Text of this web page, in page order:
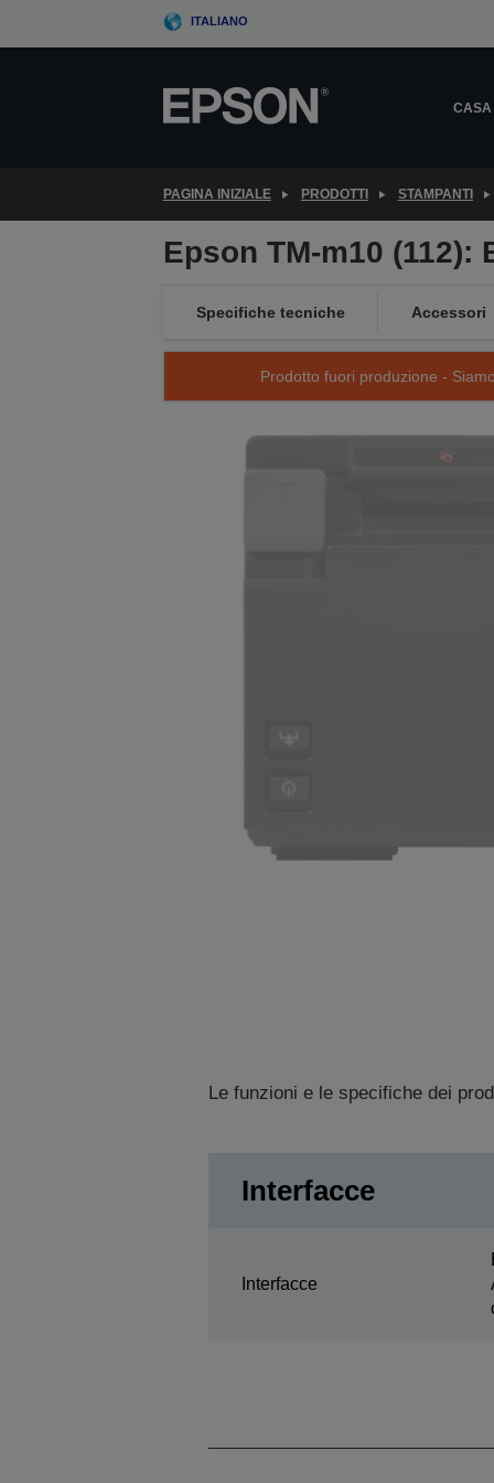
ITALIANO
CASA
PAGINA INIZIALE PRODOTTI STAMPANTI
Epson TM-m10 (112):
Specifiche tecniche Accessori
Prodotto fuori produzione -
Le funzioni e le specifiche dei
Interfacce
Interfacce